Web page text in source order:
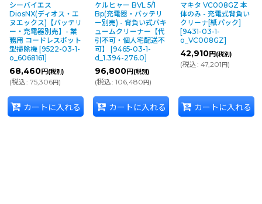
シーバイエス
DiosNX(ディオス・エ
ヌエックス)【バッテリ
ー・充電器別売】- 業
務用 コードレスポット
型掃除機 [9522-03-1-
o_6068161]
68,460円 (税別)
(税込: 75,306円)
カートに入れる
ケルヒャー BVL 5/1
Bp(充電器・バッテリ
ー別売) - 背負い式バキ
ュームクリーナー【代
引不可・個人宅配送不
可】
[9465-03-1-
d_1.394-276.0]
96,800円 (税別)
(税込: 106,480円)
カートに入れる
マキタ VC008GZ 本
体のみ - 充電式背負い
クリーナ[紙パック]
[9431-03-1-
o_VC008GZ]
42,910円 (税別)
(税込: 47,201円)
カートに入れる